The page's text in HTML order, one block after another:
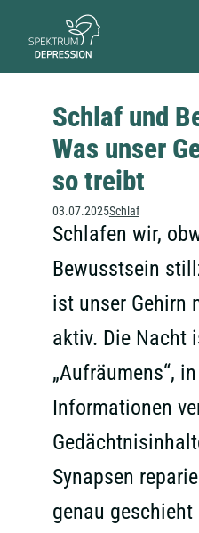
Schlaf und
Was unser
so treibt
03.07.2025Schlaf
Schlafen wir,
Bewusstsein
ist unser Gehirn
aktiv. Die Nacht
„Aufräumens“,
Informationen
Synapsen
genau geschieht